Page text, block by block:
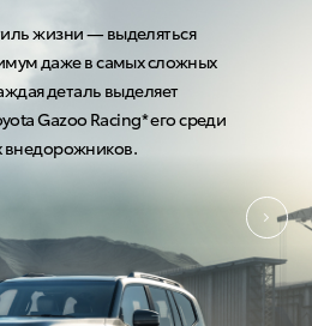
жизни — выделяться
даже в самых сложных
деталь выделяет
Gazoo Racing*его среди
внедорожников.
Land Cruiser 300
— 70th Anniversary (Энниверсари)*